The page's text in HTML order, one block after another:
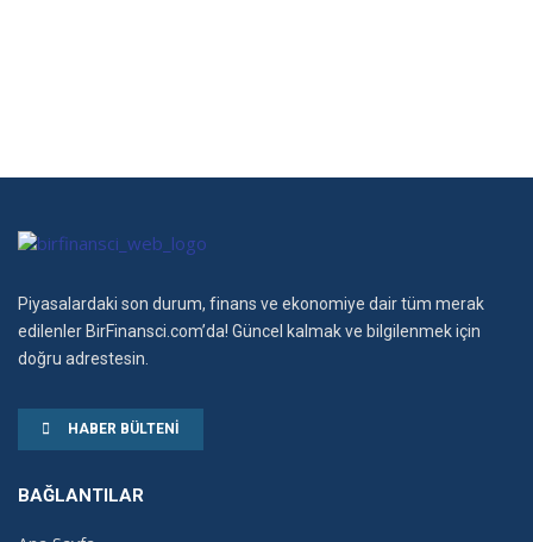
Piyasalardaki son durum, finans ve ekonomiye dair tüm merak
edilenler BirFinansci.com’da! Güncel kalmak ve bilgilenmek için
doğru adrestesin.
HABER BÜLTENI
BAĞLANTILAR